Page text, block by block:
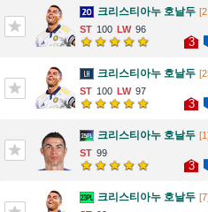
크리스티아누 호날두
100
96
3
크리스티아누 호날두
100
97
3
크리스티아누 호날두
99
3
크리스티아누 호날두